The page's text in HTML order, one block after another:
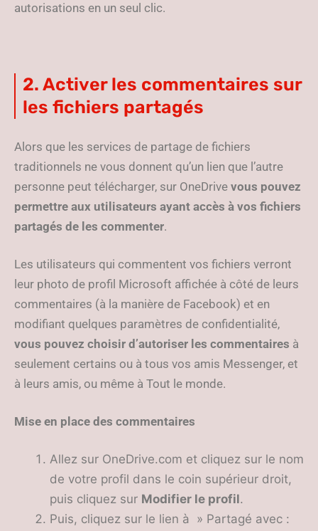
autorisations en un seul clic.
2. Activer les commentaires sur
les fichiers partagés
Alors que les services de partage de fichiers
traditionnels ne vous donnent qu’un lien que l’autre
personne peut télécharger, sur OneDrive vous pouvez
permettre aux utilisateurs ayant accès à vos fichiers
partagés de les commenter.
Les utilisateurs qui commentent vos fichiers verront
leur photo de profil Microsoft affichée à côté de leurs
commentaires (à la manière de Facebook) et en
modifiant quelques paramètres de confidentialité,
vous pouvez choisir d’autoriser les commentaires à
seulement certains ou à tous vos amis Messenger, et
à leurs amis, ou même à Tout le monde.
Mise en place des commentaires
Allez sur OneDrive.com et cliquez sur le nom
de votre profil dans le coin supérieur droit,
puis cliquez sur Modifier le profil.
Puis, cliquez sur le lien à » Partagé avec :